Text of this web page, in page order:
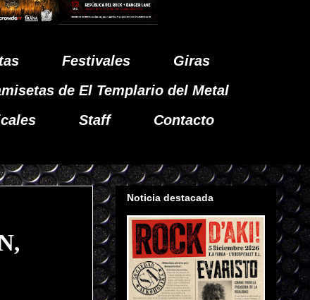
Festivales
Giras
de El Templario del Metal
Staff
Contacto
Noticia destacada